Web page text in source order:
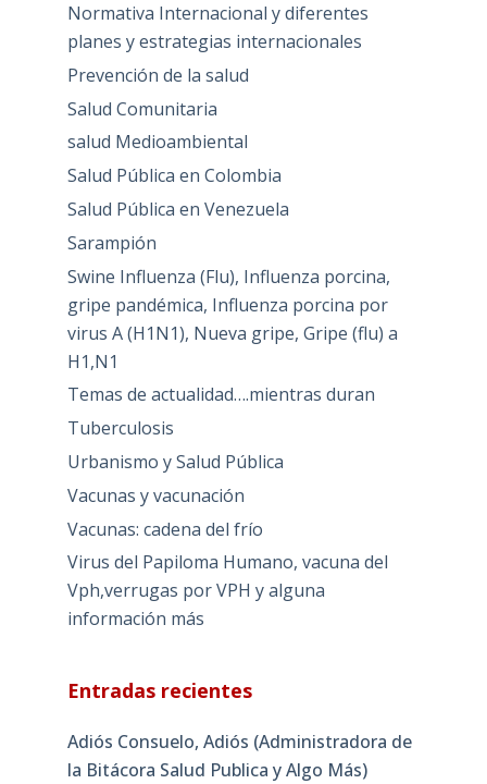
Normativa Internacional y diferentes
planes y estrategias internacionales
Prevención de la salud
Salud Comunitaria
salud Medioambiental
Salud Pública en Colombia
Salud Pública en Venezuela
Sarampión
Swine Influenza (Flu), Influenza porcina,
gripe pandémica, Influenza porcina por
virus A (H1N1), Nueva gripe, Gripe (flu) a
H1,N1
Temas de actualidad….mientras duran
Tuberculosis
Urbanismo y Salud Pública
Vacunas y vacunación
Vacunas: cadena del frío
Virus del Papiloma Humano, vacuna del
Vph,verrugas por VPH y alguna
información más
Entradas recientes
Adiós Consuelo, Adiós (Administradora de
la Bitácora Salud Publica y Algo Más)